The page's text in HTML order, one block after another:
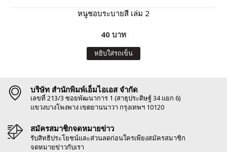
หนูชอบระบายสี เล่ม 2
40 บาท
หยิบใส่รถเข็น
บริษัท สำนักพิมพ์เอ็มไอเอส จำกัด
เลขที่ 213/3 ซอยพัฒนาการ 1 (สาธุประดิษฐ์ 34 แยก 6)
แขวงบางโพงพาง เขตยานนาวา กรุงเทพฯ 10120
สมัครสมาชิกจดหมายข่าว
รับสิทธิประโยชน์และส่วนลดก่อนใครเพียงสมัครสมาชิก
จดหมายข่าวกับเรา